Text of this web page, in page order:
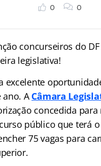
0 0
concurseiros do
legislativa!
excelente
ano. ACâmara
concedida
público que terá
75 vagas para